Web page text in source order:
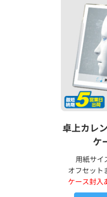
卓上カレ
ケ
用紙サ
オフセット
ケース封入